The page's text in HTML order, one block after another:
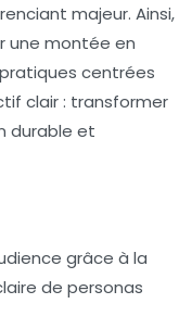
majeur. Ainsi,
une montée en
centrées
clair : transformer
durable et
grâce à la
de personas